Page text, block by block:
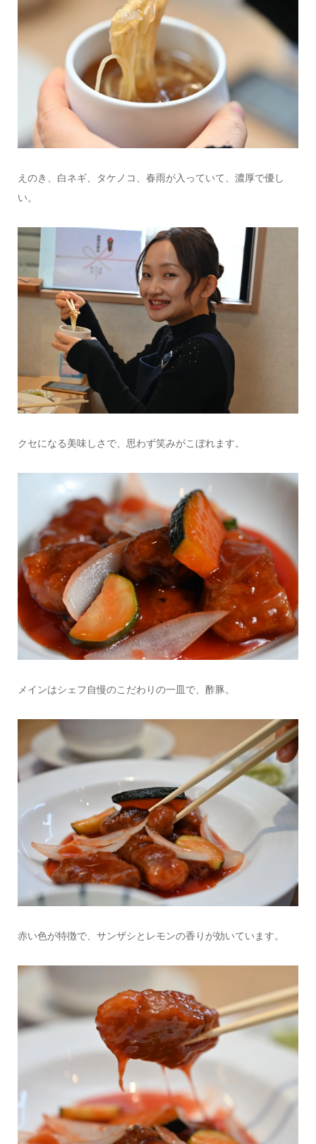
えのき、白ネギ、タケノコ、春雨が入っていて、濃厚で優し
い。
クセになる美味しさで、思わず笑みがこぼれます。
メインはシェフ自慢のこだわりの一皿で、酢豚。
赤い色が特徴で、サンザシとレモンの香りが効いています。